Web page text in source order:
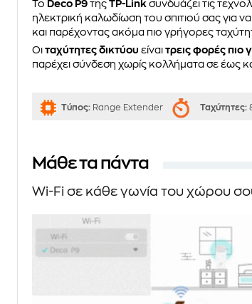
Το Deco P9 της ΤP-Link συνδυάζει τις
ηλεκτρική καλωδίωση του σπιτιού σας για
και παρέχοντας ακόμα πιο γρήγορες
Οι ταχύτητες δικτύου είναι τρεις φορές πιο
παρέχει σύνδεση χωρίς κολλήματα σε έως
Τύπος: Range Extender Ταχύτητες:
Μάθε τα πάντα
Wi-Fi σε κάθε γωνία του χώρου